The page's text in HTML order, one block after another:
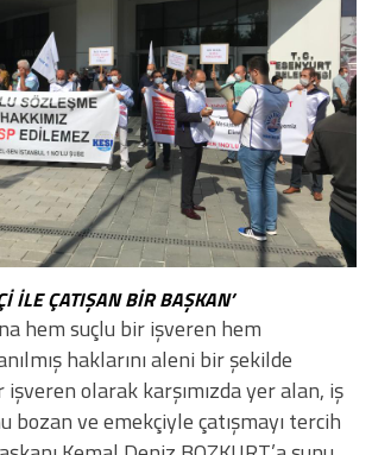
İLE ÇATIŞAN BİR BAŞKAN’
hem suçlu bir işveren hem
haklarını aleni bir şekilde
olarak karşımızda yer alan, iş
bozan ve emekçiyle çatışmayı tercih